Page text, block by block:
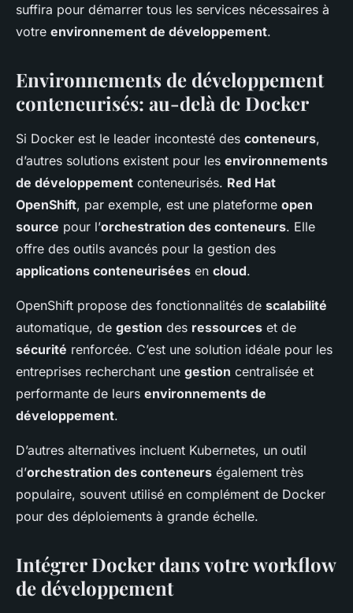
suffira pour démarrer tous les services nécessaires à
votre environnement de développement.
Environnements de développement
conteneurisés: au-delà de Docker
Si Docker est le leader incontesté des conteneurs,
d’autres solutions existent pour les environnements
de développement conteneurisés. Red Hat
OpenShift, par exemple, est une plateforme open
source pour l’orchestration des conteneurs. Elle
offre des outils avancés pour la gestion des
applications conteneurisées en cloud.
OpenShift propose des fonctionnalités de scalabilité
automatique, de gestion des ressources et de
sécurité renforcée. C’est une solution idéale pour les
entreprises recherchant une gestion centralisée et
performante de leurs environnements de
développement.
D’autres alternatives incluent Kubernetes, un outil
d’orchestration des conteneurs également très
populaire, souvent utilisé en complément de Docker
pour des déploiements à grande échelle.
Intégrer Docker dans votre workflow
de développement